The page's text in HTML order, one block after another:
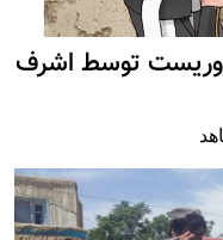
توسط اشرف